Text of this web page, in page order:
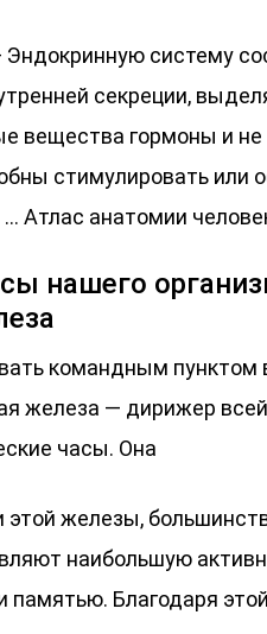
Эндокринную систему
секреции,
вещества гормоны и
стимулировать или
… Атлас анатомии
нашего
командным пунктом
железа — дирижер
часы. Она
этой железы,
наибольшую
памятью. Благодаря